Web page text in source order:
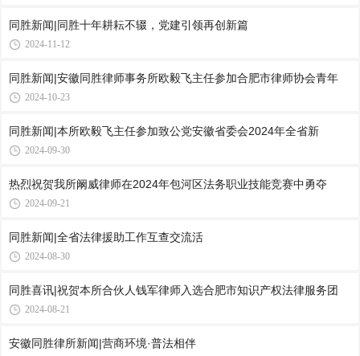
同胜新闻|同胜十年耕耘不辍，党建引领再创新篇
2024-11-12
同胜新闻|安徽同胜律师事务所欧毅飞主任参加合肥市律师协会青年
2024-10-23
同胜新闻|本所欧毅飞主任参加致公党安徽省委会2024年全省新
2024-09-30
热烈祝贺我所阚威律师在2024年包河区法务职业技能竞赛中勇夺
2024-09-21
同胜新闻|全省法律援助工作互查交流活
2024-08-30
同胜喜讯|祝贺本所合伙人钱军律师入选合肥市知识产权法律服务团
2024-08-21
安徽同胜律所新闻|营商环境·普法相伴